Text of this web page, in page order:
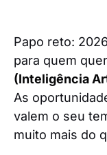
Papo reto:
para quem
(Inteligência
As
valem o seu
muito mais do